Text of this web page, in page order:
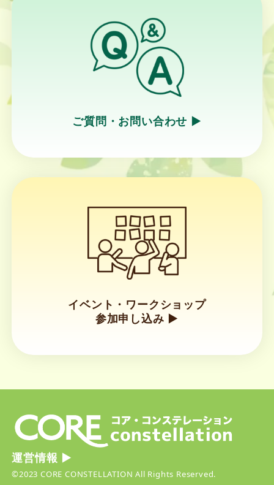
ご質問・お問い合わせ ▶︎
ン
ク
イベント・ワークショップ
参加申し込み ▶︎
ク
運営情報 ▶︎
©2023 CORE CONSTELLATION All Rights Reserved.